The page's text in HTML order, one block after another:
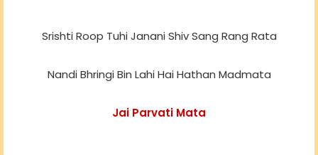
Srishti Roop Tuhi Janani Shiv Sang Rang Rata
Nandi Bhringi Bin Lahi Hai Hathan Madmata
Jai Parvati Mata